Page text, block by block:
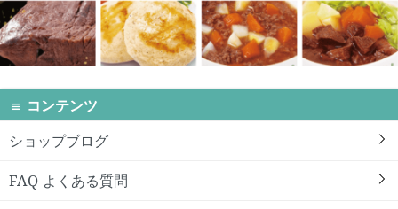
コンテンツ
ショップブログ
FAQ-よくある質問-